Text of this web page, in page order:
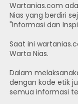
Wartanias.com
Nias yang berdiri
"Informasi dan
Saat ini
Warta Nias.
Dalam
dengan kode etik
semua informasi